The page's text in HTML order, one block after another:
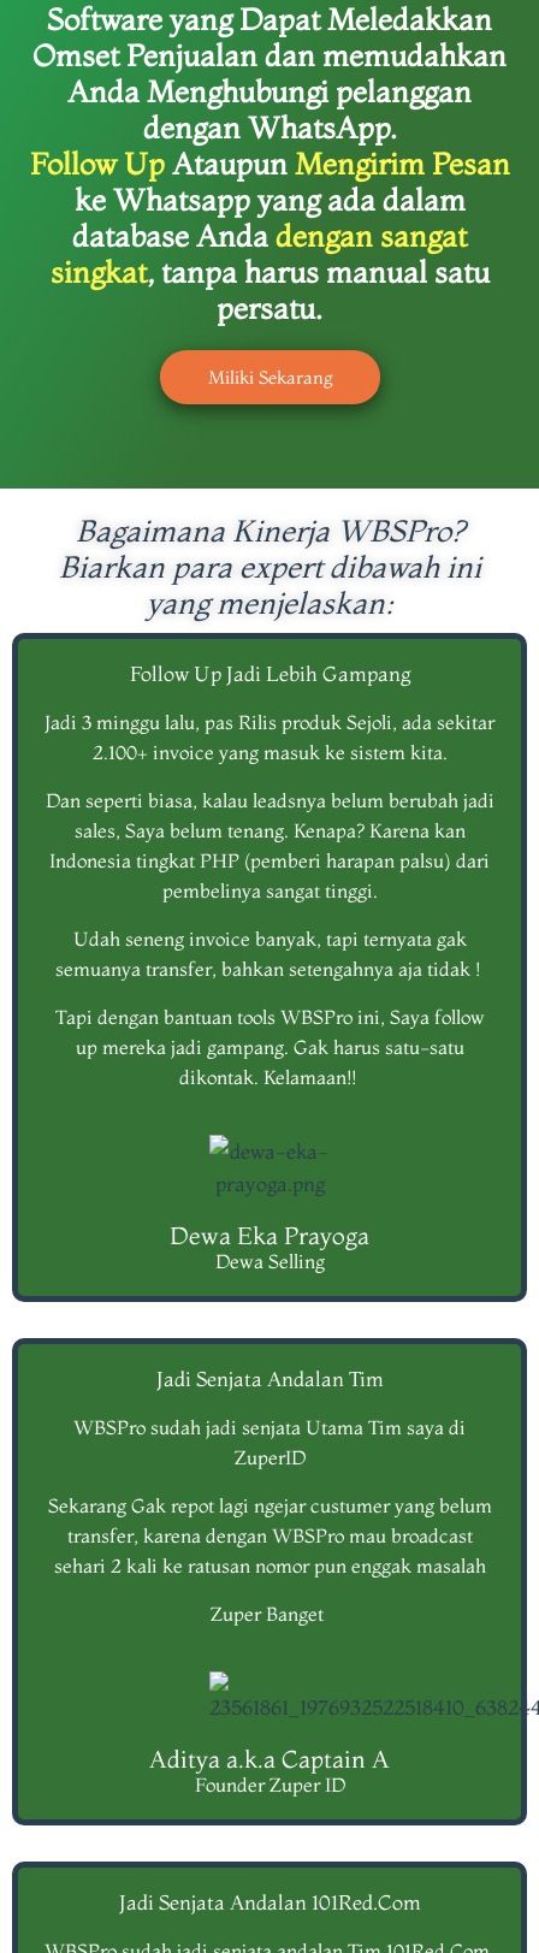
Software yang Dapat Meledakkan
Omset Penjualan dan memudahkan
Anda Menghubungi pelanggan
dengan WhatsApp.
Follow UpAtaupun Mengirim Pesan
ke Whatsapp yang ada dalam
database Anda dengan sangat
singkat, tanpa harus manual satu
persatu.
Miliki Sekarang
Bagaimana Kinerja WBSPro?
Biarkan para expert dibawah ini
yang menjelaskan:
Follow Up Jadi Lebih Gampang
Jadi 3 minggu lalu, pas Rilis produk Sejoli, ada sekitar
2.100+ invoice yang masuk ke sistem kita.
Dan seperti biasa, kalau leadsnya belum berubah jadi
sales, Saya belum tenang. Kenapa? Karena kan
Indonesia tingkat PHP (pemberi harapan palsu) dari
pembelinya sangat tinggi.
Udah seneng invoice banyak, tapi ternyata gak
semuanya transfer, bahkan setengahnya aja tidak !
Tapi dengan bantuan tools WBSPro ini, Saya follow
up mereka jadi gampang. Gak harus satu-satu
dikontak. Kelamaan!!
Dewa Eka Prayoga
Dewa Selling
Jadi Senjata Andalan Tim
WBSPro sudah jadi senjata Utama Tim saya di
ZuperID​
Sekarang Gak repot lagi ngejar custumer yang belum
transfer, karena dengan WBSPro mau broadcast
sehari 2 kali ke ratusan nomor pun enggak masalah
Zuper Banget
Aditya a.k.a Captain A
Founder Zuper ID
Jadi Senjata Andalan 101Red.Com